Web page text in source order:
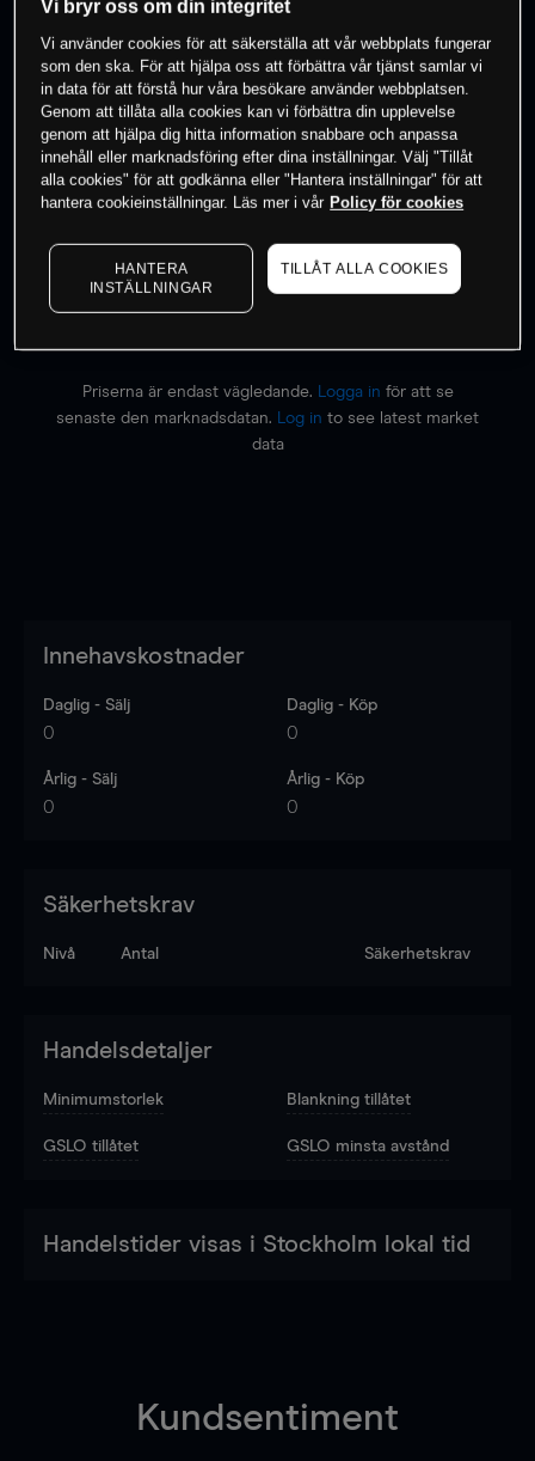
0% av kunderna har enposition i detta
instrument
Priserna är endast vägledande. Logga in för att se
senaste den marknadsdatan.
Log in to see latest market
data
Innehavskostnader
Daglig - Sälj
0
Daglig - Köp
0
Årlig - Sälj
0
Årlig - Köp
0
Säkerhetskrav
Nivå Antal Säkerhetskrav
Handelsdetaljer
Minimumstorlek Blankning tillåtet
GSLO tillåtet GSLO minsta avstånd
Handelstider visas i Stockholm lokal tid
Kundsentiment
Vi bryr oss om din integritet
Vi använder cookies för att säkerställa att vår webbplats fungerar
som den ska. För att hjälpa oss att förbättra vår tjänst samlar vi
in data för att förstå hur våra besökare använder webbplatsen.
Genom att tillåta alla cookies kan vi förbättra din upplevelse
genom att hjälpa dig hitta information snabbare och anpassa
innehåll eller marknadsföring efter dina inställningar. Välj "Tillåt
alla cookies" för att godkänna eller "Hantera inställningar" för att
hantera cookieinställningar. Läs mer i vår Policy för cookies
HANTERA
INSTÄLLNINGAR
TILLÅT ALLA COOKIES